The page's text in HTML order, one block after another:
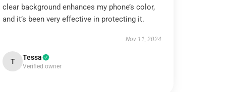
clear background enhances my phone’s color,
and it’s been very effective in protecting it.
Nov 11, 2024
T Tessa
Verified owner